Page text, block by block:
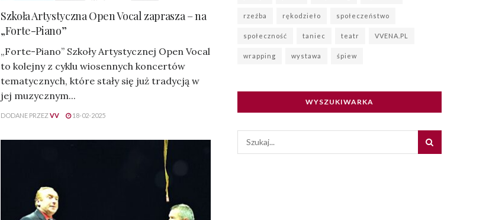
Szkoła Artystyczna Open Vocal zaprasza – na
„Forte-Piano”
„Forte-Piano” Szkoły Artystycznej Open Vocal
to kolejny z cyklu wiosennych koncertów
tematycznych, które stały się już tradycją w
jej muzycznym...
DODANE PRZEZVV 18-02-2025
rzeźba rękodzieło społeczeństwo
społeczność taniec teatr VVENA.PL
wrapping wystawa śpiew
WYSZUKIWARKA